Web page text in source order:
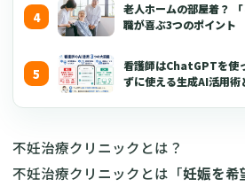
老人ホームの部屋着？
職が喜ぶ3つのポイント
看護師はChatGPTを使
ずに使える生成AI活用
不妊治療クリニックとは？
不妊治療クリニックとは「妊娠を希